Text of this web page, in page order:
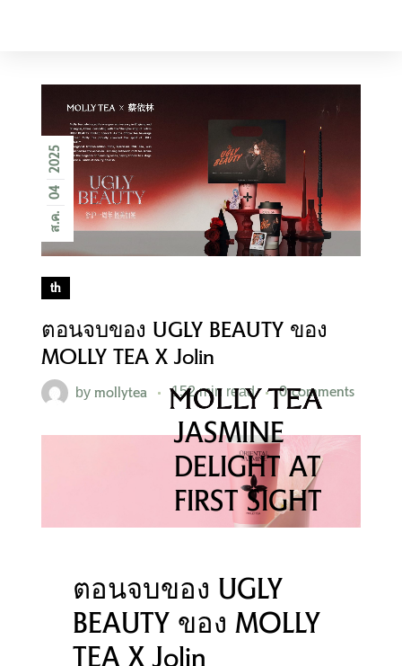
ส.ค.
04
2025
th
ตอนจบของ UGLY BEAUTY ของ
MOLLY TEA X Jolin
bymollytea 152 min read 0 comments
JASMINE
DELIGHT AT
FIRST SIGHT
ตอนจบของ UGLY
BEAUTY ของ MOLLY
TEA X Jolin